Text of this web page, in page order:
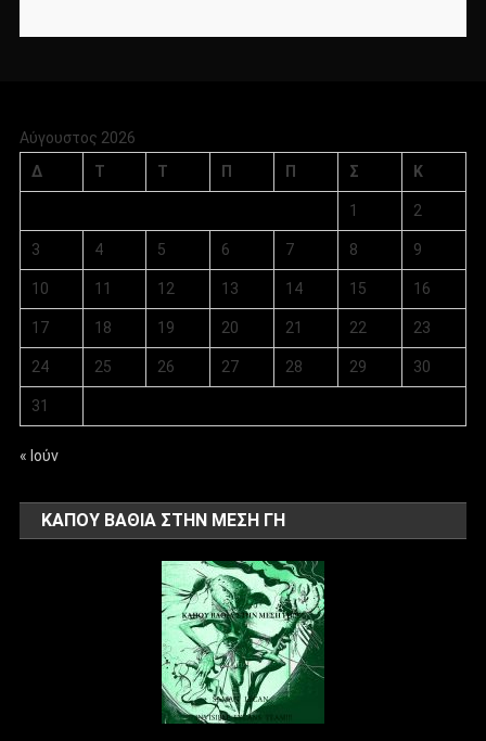
Αύγουστος 2026
Δ
Τ Τ Π Π Σ Κ
1 2
3 4 5 6 7 8 9
10 11 12 13 14 15 16
17 18 19 20 21 22 23
24 25 26 27 28 29 30
31
« Ιούν
ΚΑΠΟΥ ΒΑΘΙΑ ΣΤΗΝ ΜΕΣΗ ΓΗ